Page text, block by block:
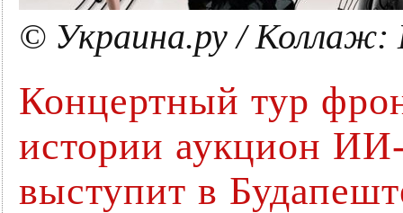
© Украина.ру / Коллаж:
Концертный тур
истории аукцион
выступит в